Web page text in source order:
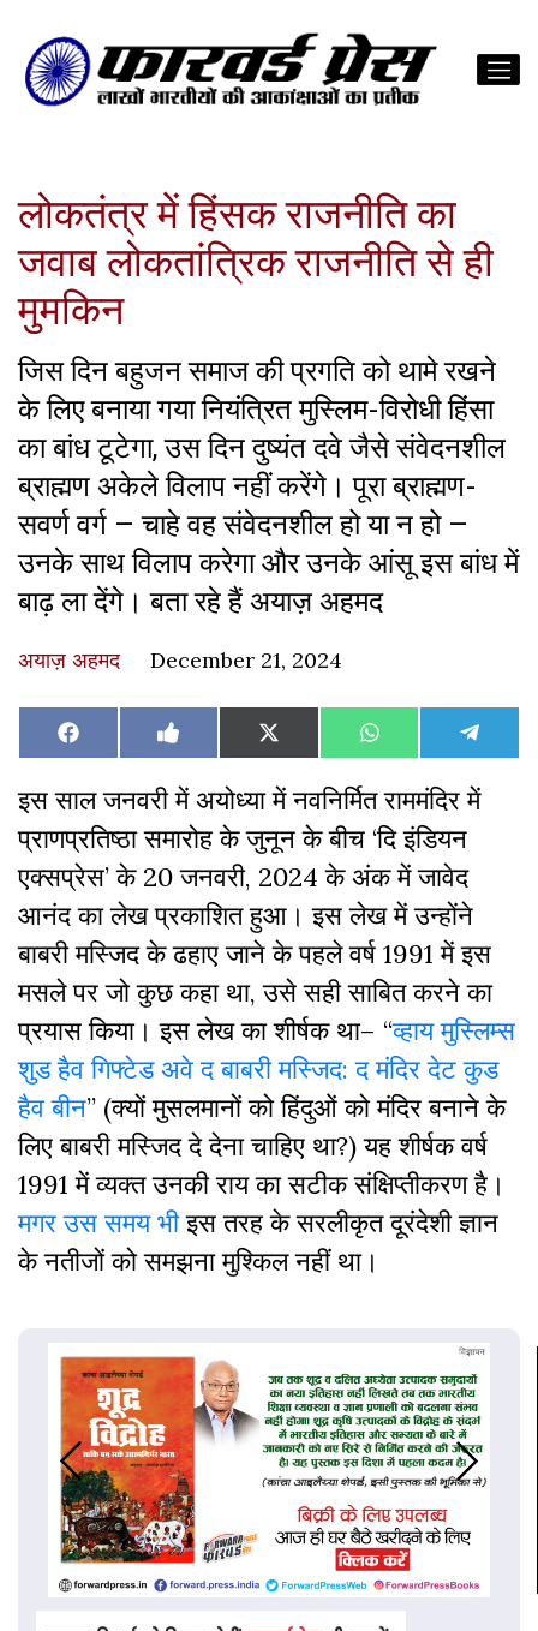
लोकतंत्र में हिंसक राजनीति का
जवाब लोकतांत्रिक राजनीति से ही
मुमकिन
जिस दिन बहुजन समाज की प्रगति को थामे रखने
के लिए बनाया गया नियंत्रित मुस्लिम-विरोधी हिंसा
का बांध टूटेगा, उस दिन दुष्यंत दवे जैसे संवेदनशील
ब्राह्मण अकेले विलाप नहीं करेंगे। पूरा ब्राह्मण-
सवर्ण वर्ग – चाहे वह संवेदनशील हो या न हो –
उनके साथ विलाप करेगा और उनके आंसू इस बांध में
बाढ़ ला देंगे। बता रहे हैं अयाज़ अहमद
अयाज़ अहमद December 21, 2024
Share
on
Facebook Share
on
Like
on
Facebook
Share
on
X
(Twitter)
Share
on
WhatsAppShare
on
इस साल जनवरी में अयोध्या में नवनिर्मित राममंदिर में
प्राणप्रतिष्ठा समारोह के जुनून के बीच ‘दि इंडियन
एक्सप्रेस’ के 20 जनवरी, 2024 के अंक में जावेद
आनंद का लेख प्रकाशित हुआ। इस लेख में उन्होंने
बाबरी मस्जिद के ढहाए जाने के पहले वर्ष 1991 में इस
मसले पर जो कुछ कहा था, उसे सही साबित करने का
प्रयास किया। इस लेख का शीर्षक था– “व्हाय मुस्लिम्स
शुड हैव गिफ्टेड अवे द बाबरी मस्जिद: द मंदिर देट कुड
हैव बीन” (क्यों मुसलमानों को हिंदुओं को मंदिर बनाने के
लिए बाबरी मस्जिद दे देना चाहिए था?) यह शीर्षक वर्ष
1991 में व्यक्त उनकी राय का सटीक संक्षिप्तीकरण है।
मगर उस समय भीइस तरह के सरलीकृत दूरंदेशी ज्ञान
के नतीजों को समझना मुश्किल नहीं था।